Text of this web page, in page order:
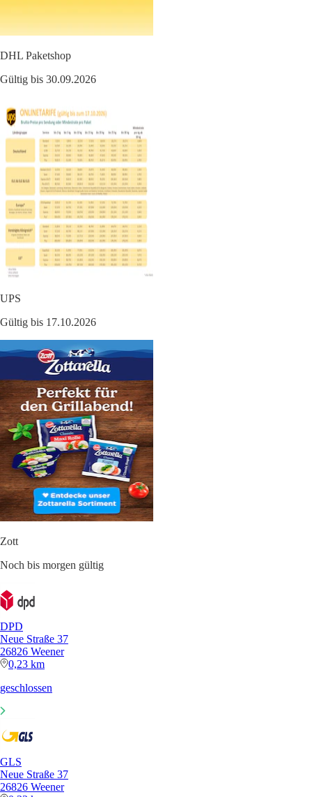
DHL Paketshop
Gültig bis 30.09.2026
UPS
Gültig bis 17.10.2026
Zott
Noch bis morgen gültig
DPD
Neue Straße 37
26826 Weener
0,23 km
geschlossen
GLS
Neue Straße 37
26826 Weener